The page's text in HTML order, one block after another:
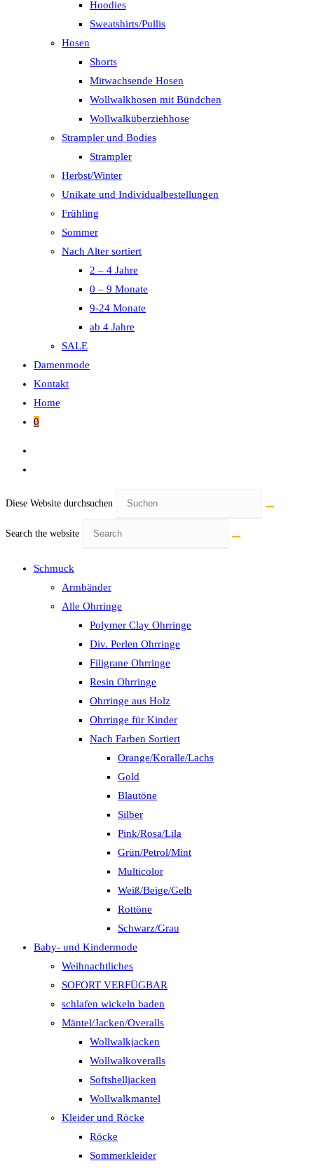
Hoodies
Sweatshirts/Pullis
Hosen
Shorts
Mitwachsende Hosen
Wollwalkhosen mit Bündchen
Wollwalküberziehhose
Strampler und Bodies
Strampler
Herbst/Winter
Unikate und Individualbestellungen
Frühling
Sommer
Nach Alter sortiert
2 – 4 Jahre
0 – 9 Monate
9-24 Monate
ab 4 Jahre
SALE
Damenmode
Kontakt
Home
0
Diese Website durchsuchen
Search the website
Schmuck
Armbänder
Alle Ohrringe
Polymer Clay Ohrringe
Div. Perlen Ohrringe
Filigrane Ohrringe
Resin Ohrringe
Ohrringe aus Holz
Ohrringe für Kinder
Nach Farben Sortiert
Orange/Koralle/Lachs
Gold
Blautöne
Silber
Pink/Rosa/Lila
Grün/Petrol/Mint
Multicolor
Weiß/Beige/Gelb
Rottöne
Schwarz/Grau
Baby- und Kindermode
Weihnachtliches
SOFORT VERFÜGBAR
schlafen wickeln baden
Mäntel/Jacken/Overalls
Wollwalkjacken
Wollwalkoveralls
Softshelljacken
Wollwalkmantel
Kleider und Röcke
Röcke
Sommerkleider